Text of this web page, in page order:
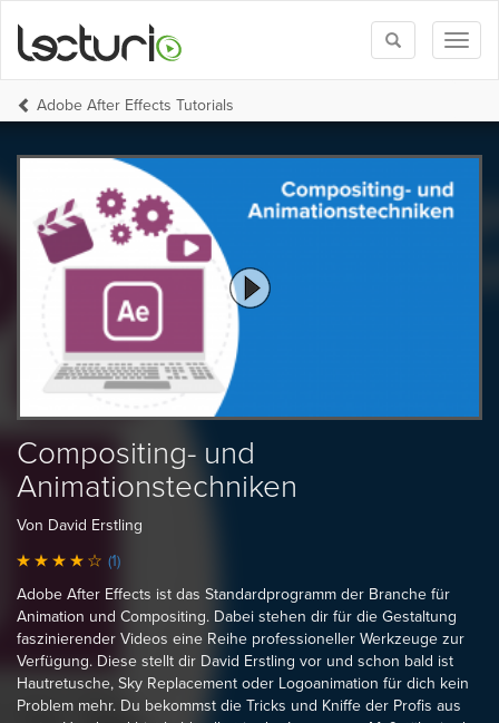
Toggle
search
Adobe After Effects Tutorials
Compositing- und
Animationstechniken
Von David Erstling
(1)
Adobe After Effects ist das Standardprogramm der Branche für
Animation und Compositing. Dabei stehen dir für die Gestaltung
faszinierender Videos eine Reihe professioneller Werkzeuge zur
Verfügung. Diese stellt dir David Erstling vor und schon bald ist
Hautretusche, Sky Replacement oder Logoanimation für dich kein
Problem mehr. Du bekommst die Tricks und Kniffe der Profis aus